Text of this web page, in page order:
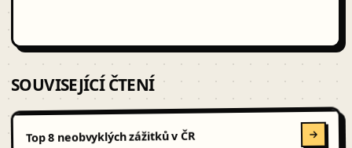
SOUVISEJÍCÍ ČTENÍ
Top 8 neobvyklých zážitků v ČR